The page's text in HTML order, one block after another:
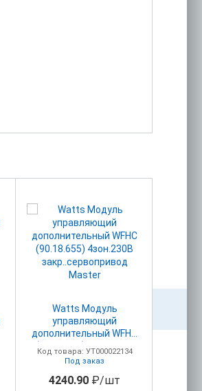
Watts Модуль
управляющий
дополнительный WFHC
закр..сервопривод
Код товара: УТ000022134
Под заказ
4240.90 ₽/шт